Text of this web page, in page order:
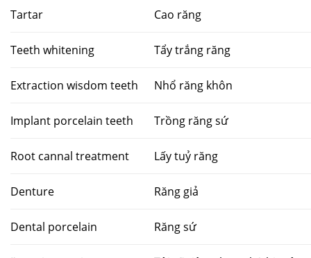
Tartar Cao răng
Teeth whitening Tẩy trắng răng
Extraction wisdom teeth Nhổ răng khôn
Implant porcelain teeth Trồng răng sứ
Root cannal treatment Lấy tuỷ răng
Denture Răng giả
Dental porcelain Răng sứ